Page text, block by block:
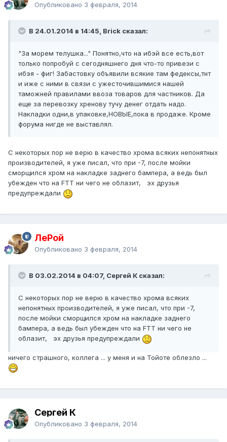
Опубликовано 3 февраля, 2014
В 24.01.2014 в 14:45, Brick сказал:
"За морем телушка..." Понятно,что на ибэй все есть,вот
только попробуй с сегодняшнего дня что-то привези с
ибэя - фиг! Забастовку объявили всякие там федексы,тнт
и иже с ними в связи с ужесточившимися нашей
таможней правилами ввоза товаров для частников. Да
еще за перевозку хренову тучу денег отдать надо.
Накладки одни,в упаковке,НОВЫЕ,пока в продаже. Кроме
форума нигде не выставлял.
С некоторых пор не верю в качество хрома всяких непонятных
производителей, я уже писал, что при -7, после мойки
сморщился хром на накладке заднего бампера, а ведь был
убежден что на FTT ни чего не облазит, эх друзья
предупреждали
ЛеРой
Опубликовано 3 февраля, 2014
В 03.02.2014 в 04:07, Сергей К сказал:
С некоторых пор не верю в качество хрома всяких
непонятных производителей, я уже писал, что при -7,
после мойки сморщился хром на накладке заднего
бампера, а ведь был убежден что на FTT ни чего не
облазит, эх друзья предупреждали
ничего страшного, коллега ... у меня и на Тойоте облезло ...
Сергей К
Опубликовано 3 февраля, 2014